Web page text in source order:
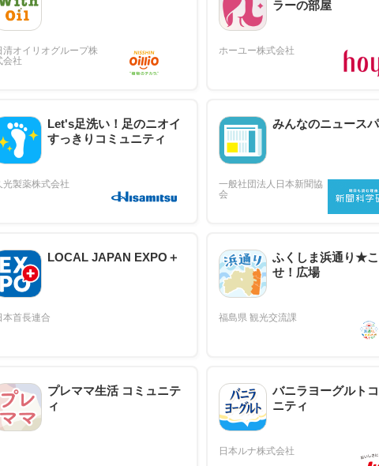
ラーの部屋
Let's足洗い！足のニオイ
すっきりコミュニティ
みんなのニュース
LOCAL JAPAN EXPO＋
ふくしま浜通り★
せ！広場
プレママ生活 コミュニテ
ィ
バニラヨーグルト
ニティ